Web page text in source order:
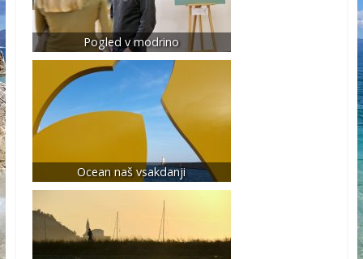
Pogled v modrino
Ocean naš vsakdanji